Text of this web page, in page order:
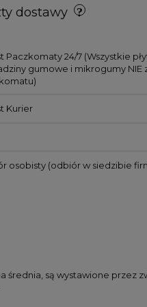
dostawy
Paczkomaty 24/7(Wszystkie
gumowe i mikrogumy NIE
Kurier
osobisty(odbiór w siedzibie
średnia, są wystawione przez